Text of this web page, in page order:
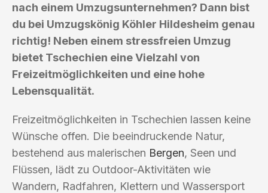
nach einem Umzugsunternehmen? Dann bist
du bei Umzugskönig Köhler Hildesheim genau
richtig! Neben einem stressfreien Umzug
bietet Tschechien eine Vielzahl von
Freizeitmöglichkeiten und eine hohe
Lebensqualität.
Freizeitmöglichkeiten in Tschechien lassen keine
Wünsche offen. Die beeindruckende Natur,
bestehend aus malerischen Bergen, Seen und
Flüssen, lädt zu Outdoor-Aktivitäten wie
Wandern, Radfahren, Klettern und Wassersport